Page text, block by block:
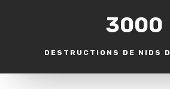
3000
DESTRUCTIONS DE NIDS